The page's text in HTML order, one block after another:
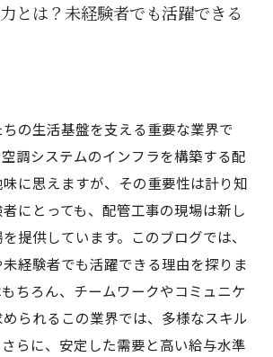
とは？未経験者でも活躍できる
の生活基盤を支える重要な業界で
調システムのインフラを構築する配
に思えますが、その重要性は計り知
にとっても、配管工事の現場は新し
提供しています。このブログでは、
経験者でも活躍できる理由を探りま
ちろん、チームワークやコミュニケ
られるこの業界では、多様なスキル
らに、安定した需要と高い給与水準